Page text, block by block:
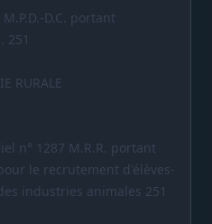
D.C. portant
251
RURALE
n° 1287 M.R.R. portant
le recrutement d'élèves-
industries animales 251